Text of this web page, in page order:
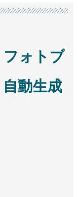
ォトブ
動生成